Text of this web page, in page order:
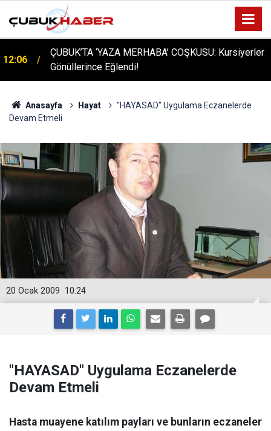
12:06
ÇUBUK’TA ‘YAZA MERHABA’ COŞKUSU: Kursiyerler
Gönüllerince Eğlendi!
Anasayfa Hayat
"HAYASAD" Uygulama Eczanelerde
Devam Etmeli
10:24
20 Ocak 2009
"HAYASAD" Uygulama Eczanelerde
Devam Etmeli
Hasta muayene katılım payları ve bunların eczaneler